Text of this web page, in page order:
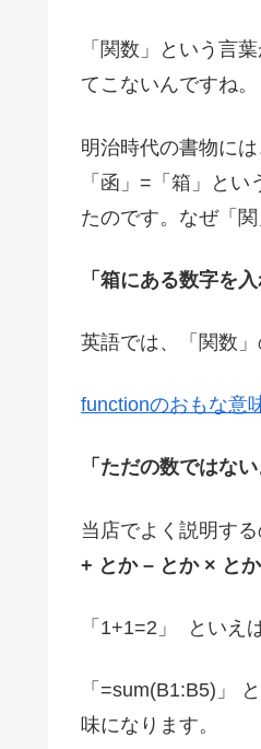
「関数」という言
てこないんですね
明治時代の書物に
「函」=「箱」と
たのです。なぜ「
「箱にある数字を
英語では、「関数
functionのおもな意
「ただの数ではな
当店でよく説明す
+ とか – とか × と
「1+1=2」 といえ
「=sum(B1:B5)」
味になります。